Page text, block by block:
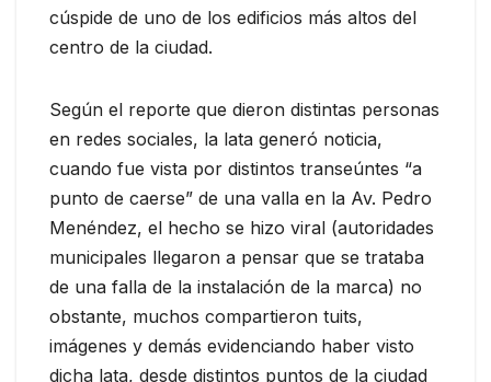
cúspide de uno de los edificios más altos del
centro de la ciudad.
Según el reporte que dieron distintas personas
en redes sociales, la lata generó noticia,
cuando fue vista por distintos transeúntes “a
punto de caerse” de una valla en la Av. Pedro
Menéndez, el hecho se hizo viral (autoridades
municipales llegaron a pensar que se trataba
de una falla de la instalación de la marca) no
obstante, muchos compartieron tuits,
imágenes y demás evidenciando haber visto
dicha lata, desde distintos puntos de la ciudad